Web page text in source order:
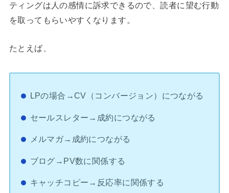
ティングは人の感情に訴求できるので、読者に望む行動
を取ってもらいやすくなります。
たとえば、
LPの場合→CV（コンバージョン）につながる
セールスレター→成約につながる
メルマガ→成約につながる
ブログ→PV数に関係する
キャッチコピー→反応率に関係する